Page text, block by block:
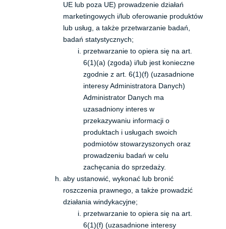
UE lub poza UE) prowadzenie działań
marketingowych i/lub oferowanie produktów
lub usług, a także przetwarzanie badań,
badań statystycznych;
przetwarzanie to opiera się na art.
6(1)(a) (zgoda) i/lub jest konieczne
zgodnie z art. 6(1)(f) (uzasadnione
interesy Administratora Danych)
Administrator Danych ma
uzasadniony interes w
przekazywaniu informacji o
produktach i usługach swoich
podmiotów stowarzyszonych oraz
prowadzeniu badań w celu
zachęcania do sprzedaży.
aby ustanowić, wykonać lub bronić
roszczenia prawnego, a także prowadzić
działania windykacyjne;
przetwarzanie to opiera się na art.
6(1)(f) (uzasadnione interesy